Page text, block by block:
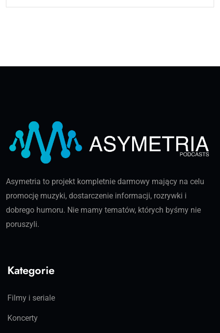
Asymetria to projekt kompletnie darmowy mający na celu
promocję muzyki, dostarczenie informacji, rozrywki i
dobrego humoru. Nie mamy tematów, których byśmy nie
poruszyli.
Kategorie
Filmy i seriale
Koncerty